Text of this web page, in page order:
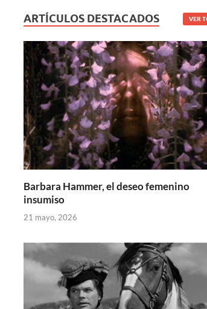
ARTÍCULOS DESTACADOS VER
Barbara Hammer, el deseo femenino
insumiso
21 mayo, 2026